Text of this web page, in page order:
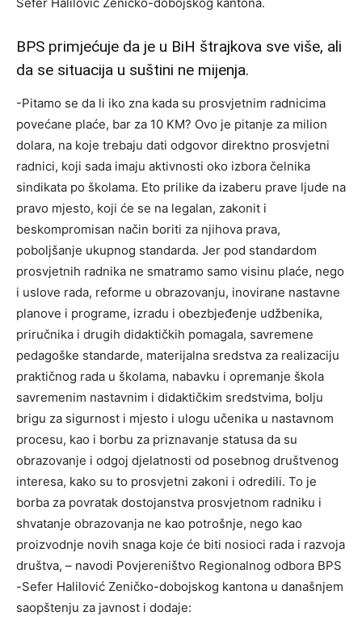
BPS primjećuje da je u BiH štrajkova sve više, ali
da se situacija u suštini ne mijenja.
-Pitamo se da li iko zna kada su prosvjetnim radnicima
povećane plaće, bar za 10 KM? Ovo je pitanje za milion
dolara, na koje trebaju dati odgovor direktno prosvjetni
radnici, koji sada imaju aktivnosti oko izbora čelnika
sindikata po školama. Eto prilike da izaberu prave ljude na
pravo mjesto, koji će se na legalan, zakonit i
beskompromisan način boriti za njihova prava,
poboljšanje ukupnog standarda. Jer pod standardom
prosvjetnih radnika ne smatramo samo visinu plaće, nego
i uslove rada, reforme u obrazovanju, inovirane nastavne
planove i programe, izradu i obezbjeđenje udžbenika,
priručnika i drugih didaktičkih pomagala, savremene
pedagoške standarde, materijalna sredstva za realizaciju
praktičnog rada u školama, nabavku i opremanje škola
savremenim nastavnim i didaktičkim sredstvima, bolju
brigu za sigurnost i mjesto i ulogu učenika u nastavnom
procesu, kao i borbu za priznavanje statusa da su
obrazovanje i odgoj djelatnosti od posebnog društvenog
interesa, kako su to prosvjetni zakoni i odredili. To je
borba za povratak dostojanstva prosvjetnom radniku i
shvatanje obrazovanja ne kao potrošnje, nego kao
proizvodnje novih snaga koje će biti nosioci rada i razvoja
društva, – navodi Povjereništvo Regionalnog odbora BPS
-Sefer Halilović Zeničko-dobojskog kantona u današnjem
saopštenju za javnost i dodaje: